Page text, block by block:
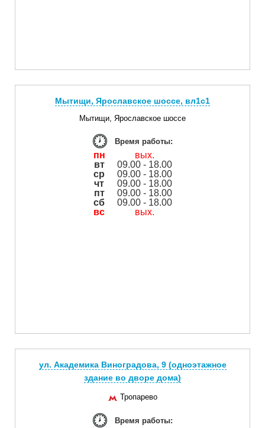
Мытищи, Ярославское шоссе, вл1с1
Мытищи, Ярославское шоссе
Время работы:
пн
вых.
вт
09.00 - 18.00
ср
09.00 - 18.00
чт
09.00 - 18.00
пт
09.00 - 18.00
сб
09.00 - 18.00
вс
вых.
ул. Академика Виноградова, 9 (одноэтажное
здание во дворе дома)
Тропарево
Время работы: